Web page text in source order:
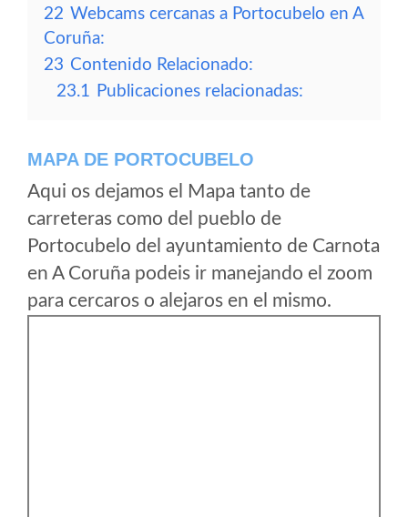
22 Webcams cercanas a Portocubelo en A
Coruña:
23 Contenido Relacionado:
23.1 Publicaciones relacionadas:
MAPA DE PORTOCUBELO
Aqui os dejamos el Mapa tanto de
carreteras como del pueblo de
Portocubelo del ayuntamiento de Carnota
en A Coruña podeis ir manejando el zoom
para cercaros o alejaros en el mismo.